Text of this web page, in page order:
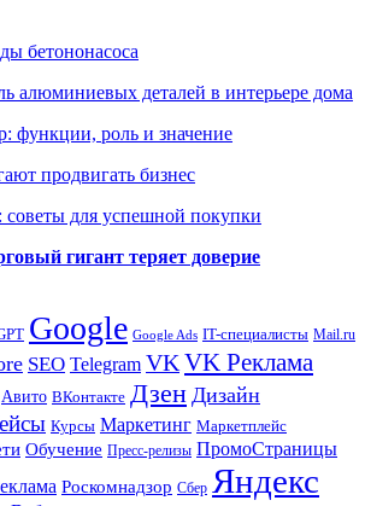
бетононасоса
алюминиевых деталей в интерьере дома
функции, роль и значение
продвигать бизнес
для успешной покупки
гигант теряет доверие
Google Google Ads IT-специалисты Mail.ru
SEO Telegram VKVK Реклама
Авито ВКонтакте Дзен Дизайн
Курсы Маркетинг Маркетплейс
Обучение Пресс-релизы ПромоСтраницы
Роскомнадзор Сбер Яндекс